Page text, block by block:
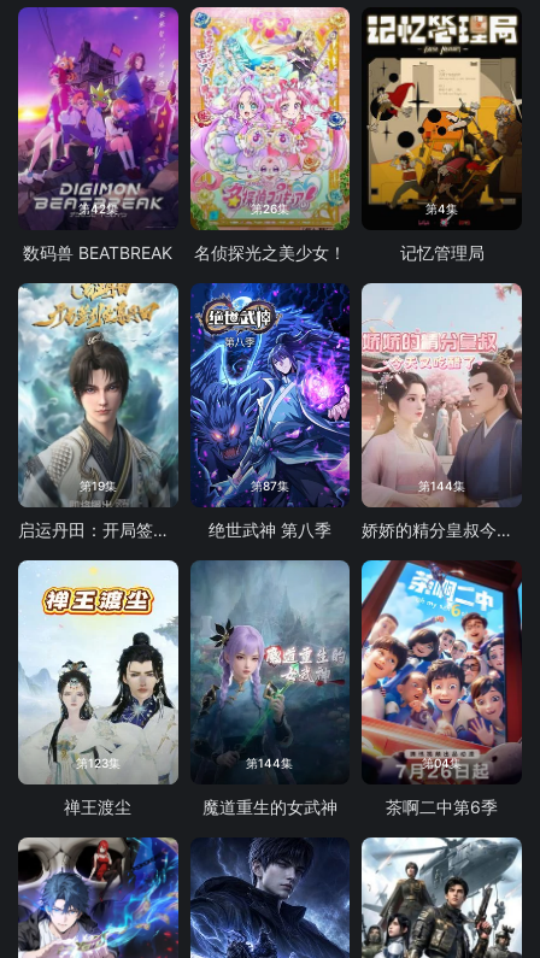
第42集
数码兽 BEATBREAK
第26集
名侦探光之美少女！
第4集
记忆管理局
第19集
启运丹田：开局签到至尊丹田
第87集
绝世武神 第八季
第144集
娇娇的精分皇叔今天又吃醋了
第123集
禅王渡尘
第144集
魔道重生的女武神
第04集
茶啊二中第6季